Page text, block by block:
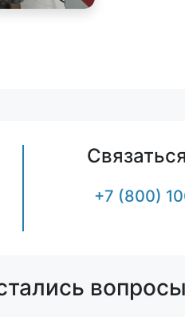
+7 (800)